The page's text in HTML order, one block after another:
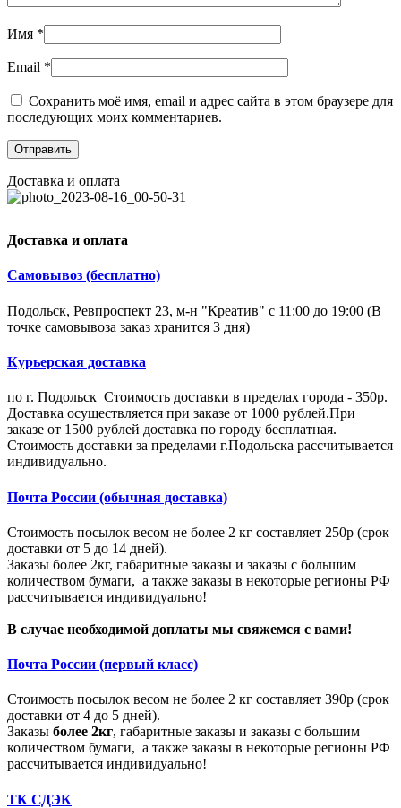
Имя *
Email *
Сохранить моё имя, email и адрес сайта в этом браузере для
последующих моих комментариев.
Доставка и оплата
Доставка и оплата
Самовывоз (бесплатно)
Подольск, Ревпроспект 23, м-н "Креатив" с 11:00 до 19:00 (В
точке самовывоза заказ хранится 3 дня)
Курьерская доставка
по г. Подольск Стоимость доставки в пределах города - 350р.
Доставка осуществляется при заказе от 1000 рублей.При
заказе от 1500 рублей доставка по городу бесплатная.
Стоимость доставки за пределами г.Подольска рассчитывается
индивидуально.
Почта России (обычная доставка)
Стоимость посылок весом не более 2 кг составляет 250р (срок
доставки от 5 до 14 дней).
Заказы более 2кг, габаритные заказы и заказы с большим
количеством бумаги, а также заказы в некоторые регионы РФ
рассчитывается индивидуально!
В случае необходимой доплаты мы свяжемся с вами!
Почта России (первый класс)
Стоимость посылок весом не более 2 кг составляет 390р (срок
доставки от 4 до 5 дней).
Заказы более 2кг, габаритные заказы и заказы с большим
количеством бумаги, а также заказы в некоторые регионы РФ
рассчитывается индивидуально!
ТК СДЭК